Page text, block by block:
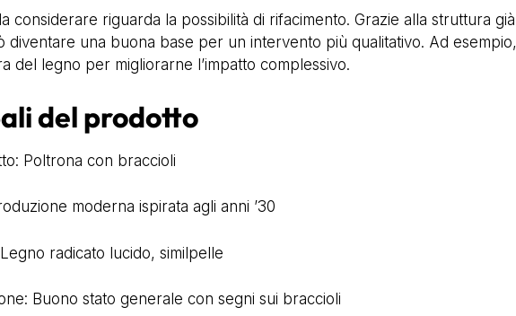
considerare riguarda la possibilità di rifacimento. Grazie alla struttura
diventare una buona base per un intervento più qualitativo. Ad
del legno per migliorarne l’impatto complessivo.
del prodotto
Poltrona con braccioli
moderna ispirata agli anni ’30
radicato lucido, similpelle
Buono stato generale con segni sui braccioli